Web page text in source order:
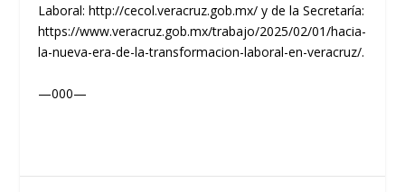
Laboral: http://cecol.veracruz.gob.mx/ y de la Secretaría:
https://www.veracruz.gob.mx/trabajo/2025/02/01/hacia-
la-nueva-era-de-la-transformacion-laboral-en-veracruz/.
—000—